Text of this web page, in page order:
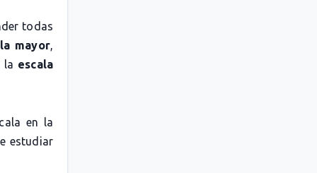
todas
mayor,
la escala
en la
estudiar